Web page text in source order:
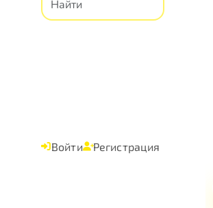
Войти Регистрация